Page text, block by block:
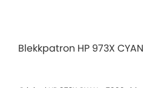
Blekkpatron HP 973X CYAN